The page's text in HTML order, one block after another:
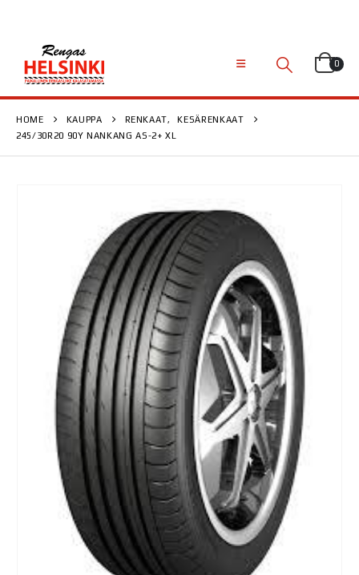
0
HOME KAUPPA RENKAAT,
KESÄRENKAAT
245/30R20 90Y NANKANG AS-2+ XL